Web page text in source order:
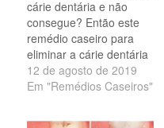
cárie dentária e não
consegue? Então este
remédio caseiro para
eliminar a cárie dentária
com certeza vai ajudar
você. Além do mais,
crianças, fomos
12 de agosto de 2019
Em "Remédios Caseiros"